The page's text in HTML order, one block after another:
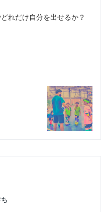
れだけ自分を出せるか？